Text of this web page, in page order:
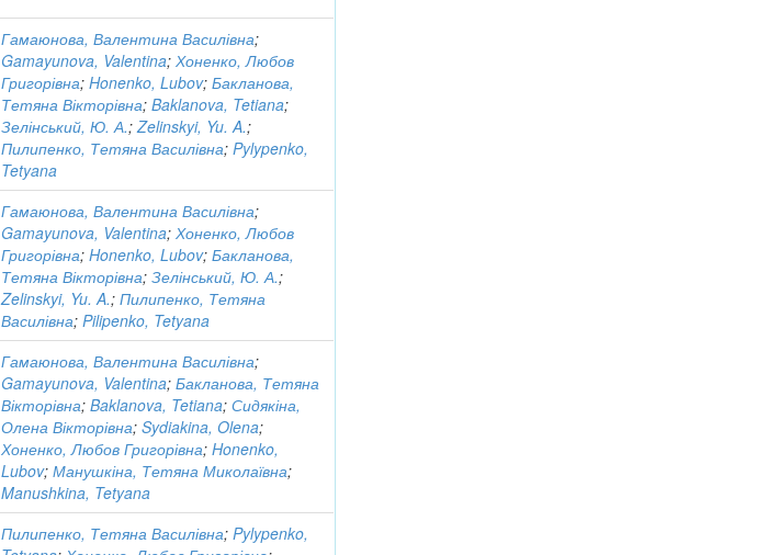
Гамаюнова, Валентина Василівна;
Gamayunova, Valentina;Хоненко, Любов
Григорівна;Honenko, Lubov;Бакланова,
Тетяна Вікторівна;Baklanova, Tetiana;
Зелінський, Ю. А.;Zelinskyi, Yu. A.;
Пилипенко, Тетяна Василівна;Pylypenko,
Tetyana
Гамаюнова, Валентина Василівна;
Gamayunova, Valentina;Хоненко, Любов
Григорівна;Honenko, Lubov;Бакланова,
Тетяна Вікторівна;Зелінський, Ю. А.;
Zelinskyi, Yu. A.;Пилипенко, Тетяна
Василівна;Pilipenko, Tetyana
Гамаюнова, Валентина Василівна;
Gamayunova, Valentina;Бакланова, Тетяна
Вікторівна;Baklanova, Tetiana;Сидякіна,
Олена Вікторівна;Sydiakina, Olena;
Хоненко, Любов Григорівна;Honenko,
Lubov;Манушкіна, Тетяна Миколаївна;
Manushkina, Tetyana
Пилипенко, Тетяна Василівна;Pylypenko,